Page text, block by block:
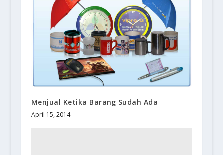
Menjual Ketika Barang Sudah Ada
April 15, 2014